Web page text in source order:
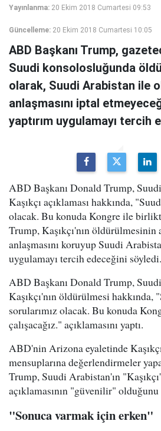
Yayınlanma: 20 Ekim 2018 Cumartesi 09:53
Güncelleme: 20 Ekim 2018 Cumartesi 10:05
ABD Başkanı Trump,
Suudi konsolosluğunda
olarak, Suudi Arabistan ile
anlaşmasını iptal
yaptırım uygulamayı tercih
ABD Başkanı Donald Trump,
Kaşıkçı açıklaması hakkında,
olacak. Bu konuda Kongre ile
Trump, Kaşıkçı'nın öldürülmesinin
anlaşmasını koruyup Suudi
uygulamayı tercih edeceğini söyledi.
ABD Başkanı Donald Trump,
Kaşıkçı'nın öldürülmesi hakkında,
sorularımız olacak. Bu konuda
çalışacağız." açıklamasını yaptı.
ABD'nin Arizona eyaletinde
mensuplarına değerlendirmeler
Trump, Suudi Arabistan'ın
açıklamasının "güvenilir" olduğunu
"Sonuca varmak için erken"